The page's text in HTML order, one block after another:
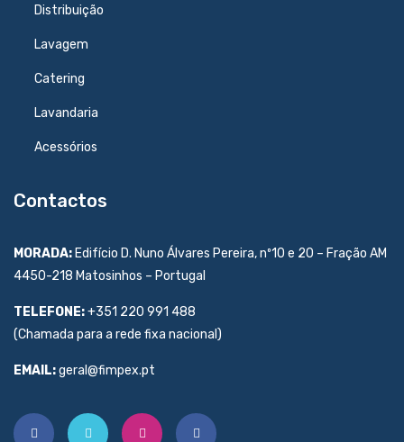
Distribuição
Lavagem
Catering
Lavandaria
Acessórios
Contactos
MORADA: Edifício D. Nuno Álvares Pereira, nº10 e 20 – Fração AM
4450-218 Matosinhos – Portugal
TELEFONE:+351 220 991 488
(Chamada para a rede fixa nacional)
EMAIL:geral@fimpex.pt